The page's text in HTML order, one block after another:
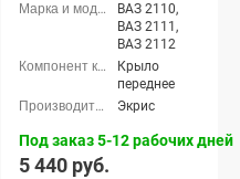
ВАЗ 2110,
ВАЗ 2111,
ВАЗ 2112
Крыло
переднее
Экрис
Под заказ 5-12 рабочих дней
5 440 руб.